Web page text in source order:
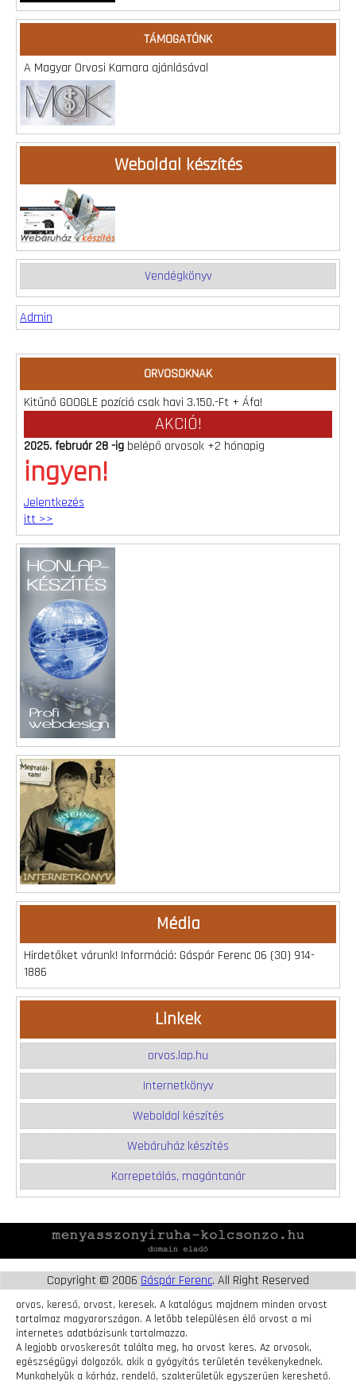
TÁMOGATÓNK
A Magyar Orvosi Kamara ajánlásával
Weboldal készítés
Vendégkönyv
Admin
ORVOSOKNAK
Kitűnő GOOGLE pozíció csak havi 3.150.-Ft + Áfa!
AKCIÓ!
2025. február 28 -ig belépő orvosok +2 hónapig
ingyen!
Jelentkezés
itt >>
Média
Hirdetőket várunk! Információ: Gáspár Ferenc 06 (30) 914-
1886
Linkek
orvos.lap.hu
Internetkönyv
Weboldal készítés
Webáruház készítés
Korrepetálás, magántanár
Copyright © 2006 Gáspár Ferenc. All Right Reserved
orvos, kereső, orvost, keresek. A katalógus majdnem minden orvost
tartalmaz magyarországon. A letöbb településen élő orvost a mi
internetes adatbázisunk tartalmazza.
A legjobb orvoskeresőt találta meg, ha orvost keres. Az orvosok,
egészségügyi dolgozók, akik a gyógyítás területén tevékenykednek.
Munkahelyük a kórház, rendelő, szakterületük egyszerűen kereshető.